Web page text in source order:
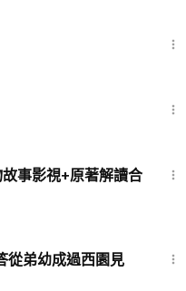
事影視+原著解讀合
從弟幼成過西園見